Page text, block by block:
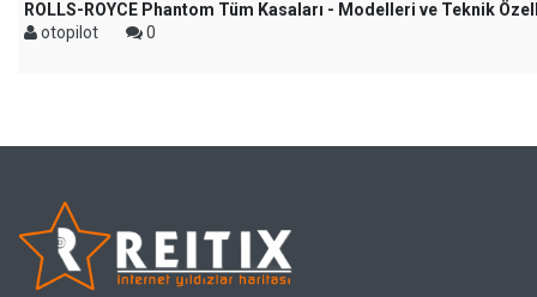
ROLLS-ROYCE Phantom Tüm Kasaları - Modelleri ve Teknik
otopilot
0